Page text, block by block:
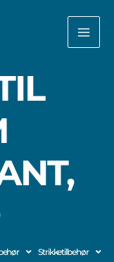
Strikketilbehør